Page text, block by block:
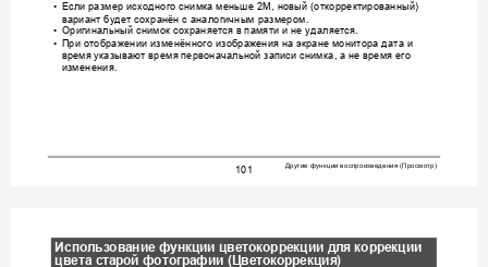
• Если размер исходного снимка меньше 2M, новый (откорректированный)
вариант будет сохранён с аналогичным размером
•
Оригинальный снимок сохраняется в памяти и не удаляется.
• При отображении изменённого изображения на экране монитора дата и
время указывают время первоначальной записи снимка, а не время его
изменения.
Другие функции воспроизведения (Просмотр)
101
Использование функции цветокоррекции для коррекции
цвета старой фотографи и ( Цветокоррекция)